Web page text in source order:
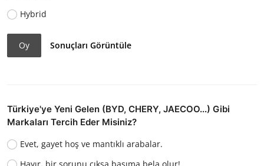
Hybrid
Oy Sonuçları Görüntüle
Türkiye'ye Yeni Gelen (BYD, CHERY, JAECOO...) Gibi
Markaları Tercih Eder Misiniz?
Evet, gayet hoş ve mantıklı arabalar.